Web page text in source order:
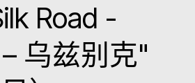
Road -
乌兹别克"